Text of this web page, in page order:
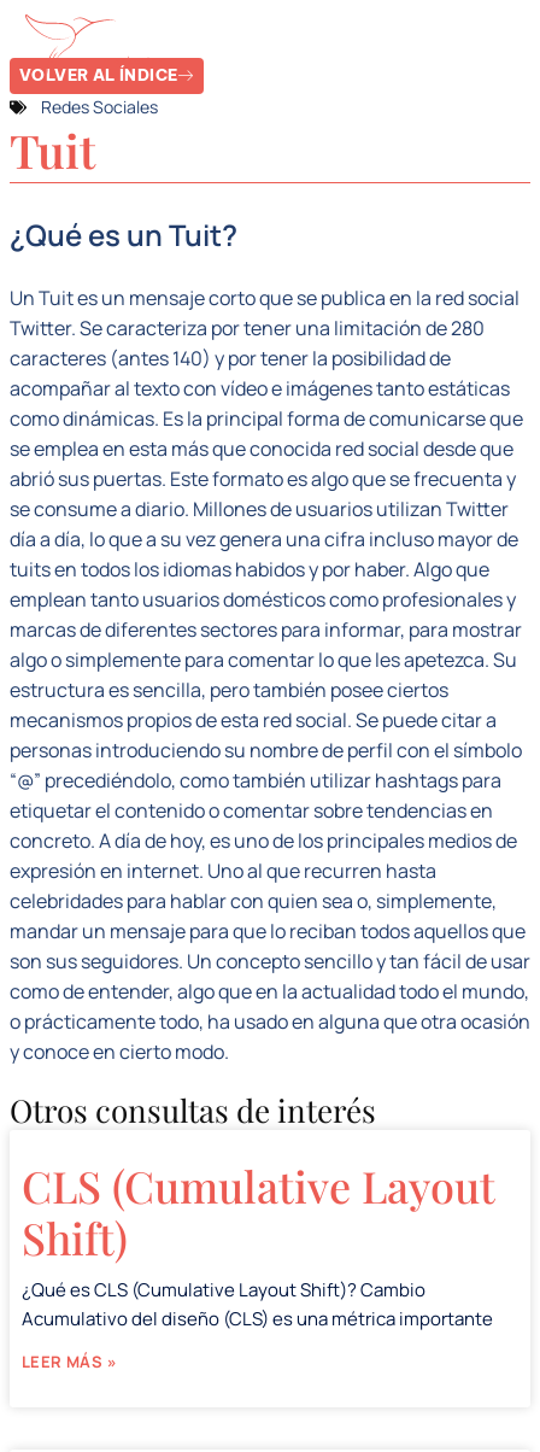
VOLVER AL ÍNDICE
Redes Sociales
Tuit
¿Qué es un Tuit?
Un Tuit es un mensaje corto que se publica en la red social
Twitter. Se caracteriza por tener una limitación de 280
caracteres (antes 140) y por tener la posibilidad de
acompañar al texto con vídeo e imágenes tanto estáticas
como dinámicas. Es la principal forma de comunicarse que
se emplea en esta más que conocida red social desde que
abrió sus puertas. Este formato es algo que se frecuenta y
se consume a diario. Millones de usuarios utilizan Twitter
día a día, lo que a su vez genera una cifra incluso mayor de
tuits en todos los idiomas habidos y por haber. Algo que
emplean tanto usuarios domésticos como profesionales y
marcas de diferentes sectores para informar, para mostrar
algo o simplemente para comentar lo que les apetezca. Su
estructura es sencilla, pero también posee ciertos
mecanismos propios de esta red social. Se puede citar a
personas introduciendo su nombre de perfil con el símbolo
“@” precediéndolo, como también utilizar hashtags para
etiquetar el contenido o comentar sobre tendencias en
concreto. A día de hoy, es uno de los principales medios de
expresión en internet. Uno al que recurren hasta
celebridades para hablar con quien sea o, simplemente,
mandar un mensaje para que lo reciban todos aquellos que
son sus seguidores. Un concepto sencillo y tan fácil de usar
como de entender, algo que en la actualidad todo el mundo,
o prácticamente todo, ha usado en alguna que otra ocasión
y conoce en cierto modo.
Otros consultas de interés
CLS (Cumulative Layout
Shift)
¿Qué es CLS (Cumulative Layout Shift)? Cambio
Acumulativo del diseño (CLS) es una métrica importante
LEER MÁS »